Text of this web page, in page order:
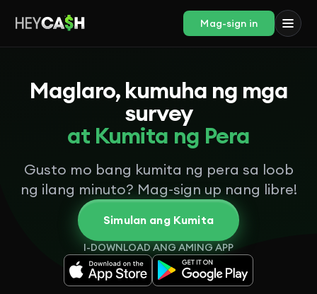
Mag-sign in
Maglaro, kumuha ng mga
survey
at Kumita ng Pera
Gusto mo bang kumita ng pera sa loob
ng ilang minuto? Mag-sign up nang libre!
Simulan ang Kumita
I-DOWNLOAD ANG AMING APP